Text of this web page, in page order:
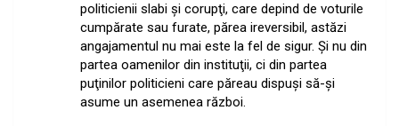
politicienii slabi şi corupţi, care depind de voturile
cumpărate sau furate, părea ireversibil, astăzi
angajamentul nu mai este la fel de sigur. Şi nu din
partea oamenilor din instituţii, ci din partea
puţinilor politicieni care păreau dispuşi să-şi
asume un asemenea război.